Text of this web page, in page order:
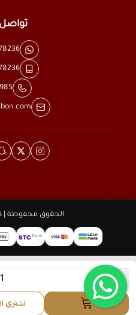
اشتري
الحقوق محفوظة | 2026